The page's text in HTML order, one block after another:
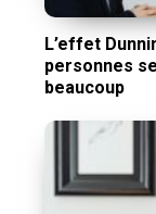
L’effet
personnes
beaucoup